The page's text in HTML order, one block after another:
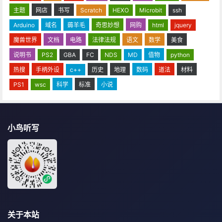
主题 网店 书写 Scratch HEXO Microbit
ssh
Arduino
域名 薅羊毛 奇思妙想 网购 html
jquery
魔兽世界
文档 电路 法律法规 语文 数学
美食
说明书
PS2 GBA FC NDS MD 值物
python
热搜
手柄外设 c++ 历史 地理 数码 道法
材料
PS1
wsc 科学 标准 小说
小鸟听写
关于本站